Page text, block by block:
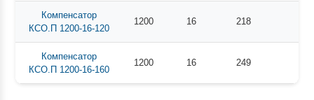
Компенсатор
КСО.П 1200-16-120
1200 16 218
Компенсатор
КСО.П 1200-16-160
1200 16 249